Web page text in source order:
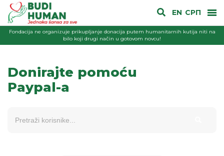
EN СРП
Fondacija ne organizuje prikupljanje donacija putem humanitarnih kutija niti na
bilo koji drugi način u gotovom novcu!
Donirajte pomoću
Paypal-a